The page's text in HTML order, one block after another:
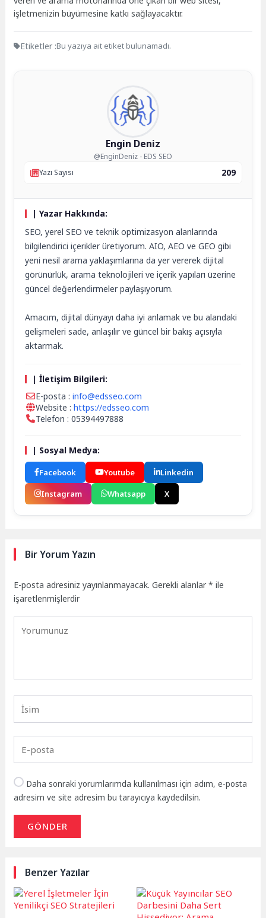
işletmenizin büyümesine katkı sağlayacaktır.
Etiketler :Bu yazıya ait etiket bulunamadı.
Engin Deniz
@EnginDeniz - EDS SEO
Yazı Sayısı
209
| Yazar Hakkında:
SEO, yerel SEO ve teknik optimizasyon alanlarında
bilgilendirici içerikler üretiyorum. AIO, AEO ve GEO gibi
yeni nesil arama yaklaşımlarına da yer vererek dijital
görünürlük, arama teknolojileri ve içerik yapıları üzerine
güncel değerlendirmeler paylaşıyorum.
Amacım, dijital dünyayı daha iyi anlamak ve bu alandaki
gelişmeleri sade, anlaşılır ve güncel bir bakış açısıyla
aktarmak.
| İletişim Bilgileri:
E-posta :info@edsseo.com
Website :https://edsseo.com
Telefon : 05394497888
| Sosyal Medya:
Facebook Youtube
Linkedin
Instagram
Whatsapp X
Bir Yorum Yazın
E-posta adresiniz yayınlanmayacak. Gerekli alanlar* ile
işaretlenmişlerdir
Daha sonraki yorumlarımda kullanılması için adım, e-posta
adresim ve site adresim bu tarayıcıya kaydedilsin.
GÖNDER
Benzer Yazılar